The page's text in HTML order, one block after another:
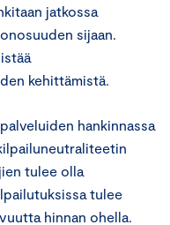
jatkossa
sijaan.
kehittämistä.
hankinnassa
tulee olla
tulee
hinnan ohella.